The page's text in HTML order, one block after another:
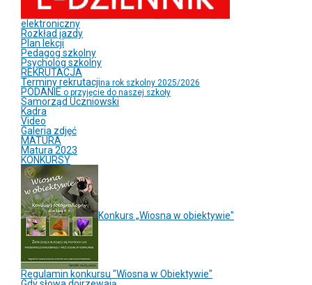
elektroniczny
Rozkład jazdy
Plan lekcji
Pedagog szkolny
Psycholog szkolny
REKRUTACJA
Terminy rekrutacjina rok szkolny 2025/2026
PODANIE o przyjęcie do naszej szkoły
Samorząd Uczniowski
Kadra
Video
Galeria zdjęć
MATURA
Matura 2023
KONKURSY
Konkurs „Wiosna w obiektywie"
Regulamin konkursu "Wiosna w Obiektywie"